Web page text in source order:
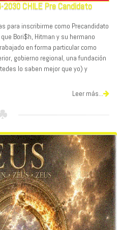
CHILE Pre Candidato
para inscribirme como Precandidato
Bori$h, Hitman y su hermano
en forma particular como
gobierno regional, una fundación
lo saben mejor que yo) y
Leer más...